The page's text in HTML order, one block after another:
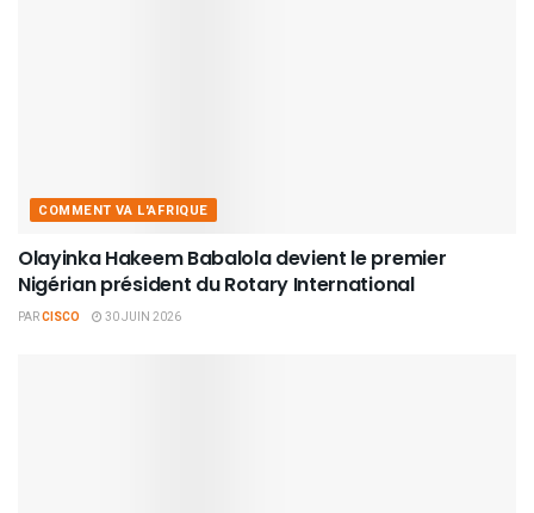
COMMENT VA L'AFRIQUE
Olayinka Hakeem Babalola devient le premier
Nigérian président du Rotary International
PARCISCO 30 JUIN 2026